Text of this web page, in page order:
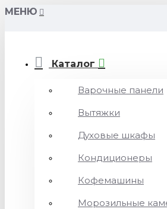
МЕНЮ
Каталог
Варочные панели
Вытяжки
Духовые шкафы
Кондиционеры
Кофемашины
Морозильные